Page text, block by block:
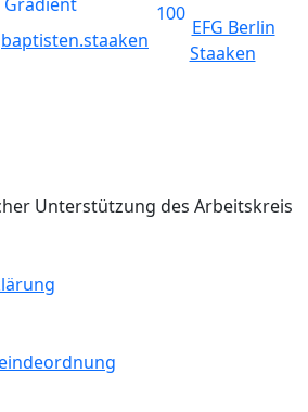
baptisten.staaken
EFG Berlin
Staaken
Unterstützung des Arbeitskreis